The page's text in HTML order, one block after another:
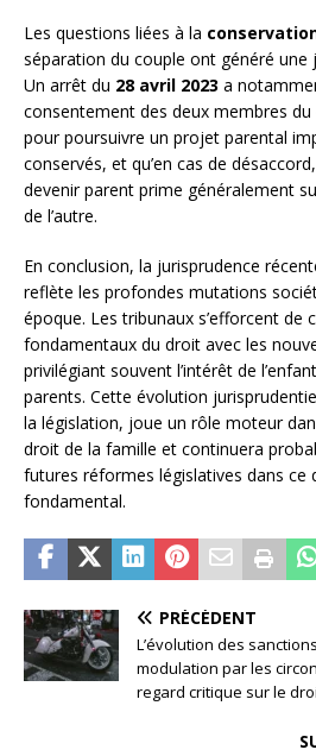
Les questions liées à la
séparation du couple ont généré une
Un arrêt du 28 avril 2023 a
consentement des deux membres
pour poursuivre un projet parental
conservés, et qu’en cas de
devenir parent prime généralement
de l’autre.
En conclusion, la jurisprudence
reflète les profondes mutations
époque. Les tribunaux s’efforcent de
fondamentaux du droit avec les
privilégiant souvent l’intérêt de
parents. Cette évolution
la législation, joue un rôle moteur
droit de la famille et continuera
futures réformes législatives dans ce
fondamental.
PRÉCÉDENT
L’évolution des
modulation par les
regard critique sur le